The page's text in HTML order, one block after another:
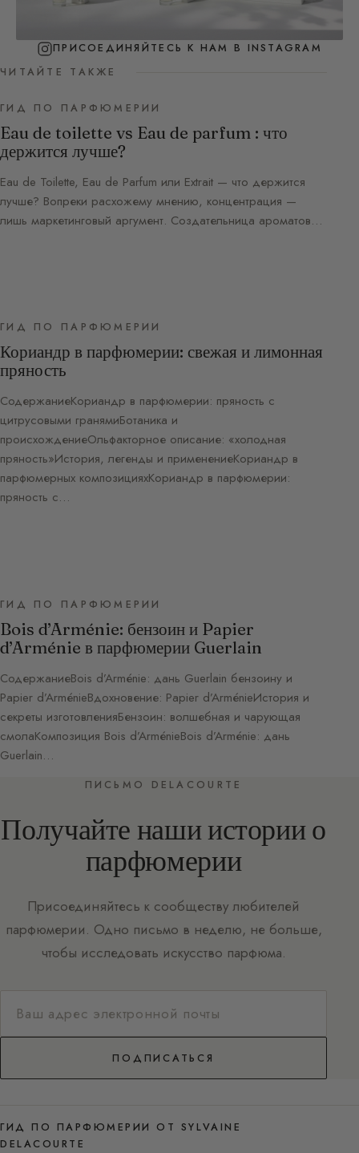
ПРИСОЕДИНЯЙТЕСЬ К НАМ В INSTAGRAM
ЧИТАЙТЕ ТАКЖЕ
ГИД ПО ПАРФЮМЕРИИ
Eau de toilette vs Eau de parfum : что
держится лучше?
Eau de Toilette, Eau de Parfum или Extrait — что держится
лучше? Вопреки расхожему мнению, концентрация —
лишь маркетинговый аргумент. Создательница ароматов…
ГИД ПО ПАРФЮМЕРИИ
Кориандр в парфюмерии: свежая и лимонная
пряность
СодержаниеКориандр в парфюмерии: пряность с
цитрусовыми гранямиБотаника и
происхождениеОльфакторное описание: «холодная
пряность»История, легенды и применениеКориандр в
парфюмерных композицияхКориандр в парфюмерии:
пряность с…
ГИД ПО ПАРФЮМЕРИИ
Bois d’Arménie: бензоин и Papier
d’Arménie в парфюмерии Guerlain
СодержаниеBois d’Arménie: дань Guerlain бензоину и
Papier d’ArménieВдохновение: Papier d’ArménieИстория и
секреты изготовленияБензоин: волшебная и чарующая
смолаКомпозиция Bois d’ArménieBois d’Arménie: дань
Guerlain…
ПИСЬМО DELACOURTE
Получайте наши истории о
парфюмерии
Присоединяйтесь к сообществу любителей
парфюмерии. Одно письмо в неделю, не больше,
чтобы исследовать искусство парфюма.
ПОДПИСАТЬСЯ
ГИД ПО ПАРФЮМЕРИИ ОТ SYLVAINE
DELACOURTE